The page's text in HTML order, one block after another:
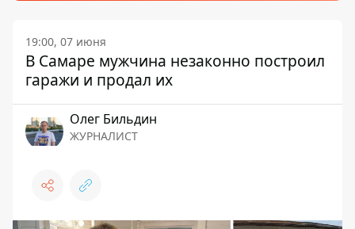
19:00, 07 июня
В Самаре мужчина незаконно построил
гаражи и продал их
Олег Бильдин
ЖУРНАЛИСТ